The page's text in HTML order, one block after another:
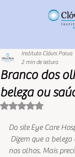
Branco dos
beleza ou
Instituto Clóvis Paiva
2 min de leitura
Avaliado com
Do site Eye Care
nos olhos. Mais